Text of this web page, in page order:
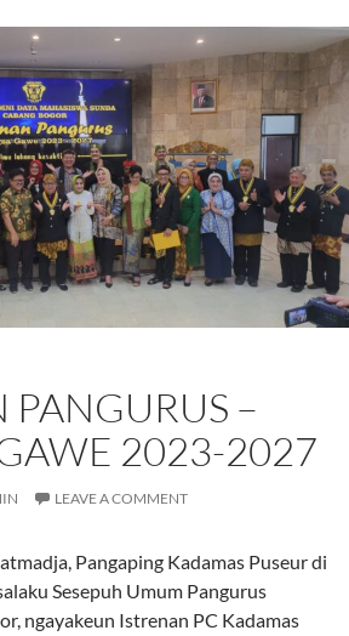
PANGURUS –
2023-2027
LEAVE A COMMENT
Pangaping Kadamas Puseur di
Sesepuh Umum Pangurus
ngayakeun Istrenan PC Kadamas